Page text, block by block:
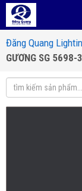
Đăng Quang
GƯƠNG SG 5698-3